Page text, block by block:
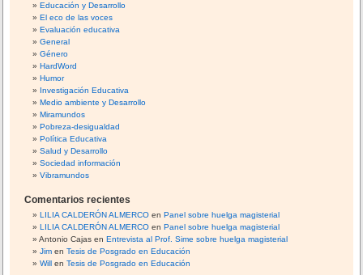
Educación y Desarrollo
El eco de las voces
Evaluación educativa
General
Género
HardWord
Humor
Investigación Educativa
Medio ambiente y Desarrollo
Miramundos
Pobreza-desigualdad
Política Educativa
Salud y Desarrollo
Sociedad información
Vibramundos
Comentarios recientes
LILIA CALDERÓN ALMERCO enPanel sobre huelga magisterial
LILIA CALDERÓN ALMERCO enPanel sobre huelga magisterial
Antonio Cajas enEntrevista al Prof. Sime sobre huelga magisterial
Jim enTesis de Posgrado en Educación
Will enTesis de Posgrado en Educación